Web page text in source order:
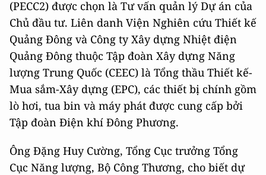
(PECC2) được chọn là Tư vấn quản lý Dự án của
Chủ đầu tư. Liên danh Viện Nghiên cứu Thiết kế
Quảng Đông và Công ty Xây dựng Nhiệt điện
Quảng Đông thuộc Tập đoàn Xây dựng Năng
lượng Trung Quốc (CEEC) là Tổng thầu Thiết kế-
Mua sắm-Xây dựng (EPC), các thiết bị chính gồm
lò hơi, tua bin và máy phát được cung cấp bởi
Tập đoàn Điện khí Đông Phương.
Ông Đặng Huy Cường, Tổng Cục trưởng Tổng
Cục Năng lượng, Bộ Công Thương, cho biết dự